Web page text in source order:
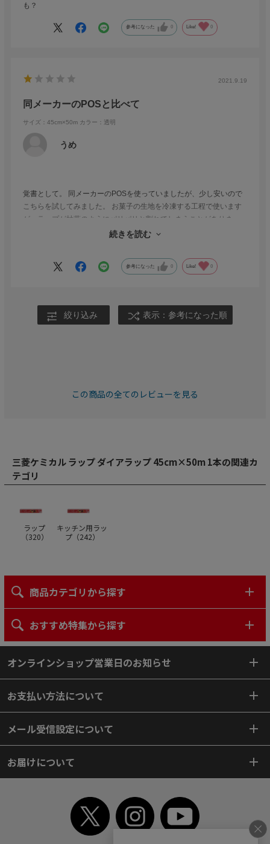
も？
参考になった 0 Like! 0
2021.9.19
同メーカーのPOSと比べて
サイズ：45cm×50m カラー：透明
うめ
覚書として。 同メーカーのPOSを使っていましたが、少し安いので
こちらを試してみました。 お菓子の生地を冷凍する工程で使います
が、ラップが枯葉のようにパリパリと割れてしまうことがありま
す。 耐冷温度はどちらもｰ60℃だけど、私には合わないようなので元
続きを読む
参考になった 0 Like! 0
絞り込み 表示：参考になった順
この商品の全てのレビューを見る
三菱ケミカル ラップ ダイアラップ 45cm×50m 1本の関連カ
テゴリ
ラップ
（320）
キッチン用ラッ
プ（242）
商品カテゴリから探す
おすすめ特集から探す
オンラインショップ営業日のお知らせ
お支払い方法について
メール受信設定について
お届けについて